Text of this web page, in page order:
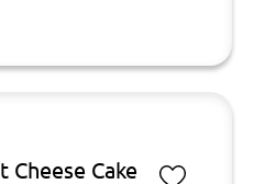
Cheese Cake